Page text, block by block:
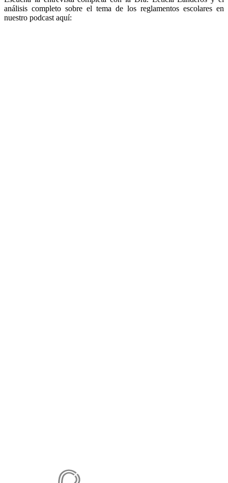
análisis completo sobre el tema de los reglamentos escolares en
nuestro podcast aquí: